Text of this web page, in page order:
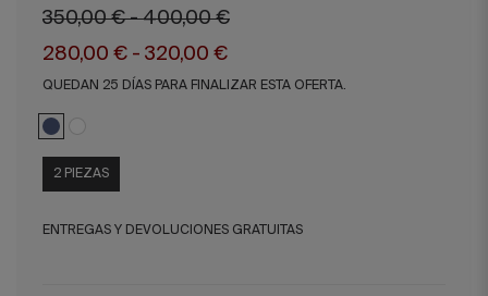
350,00 € - 400,00 €
280,00 € - 320,00 €
QUEDAN 25 DÍAS PARA FINALIZAR ESTA OFERTA.
2 PIEZAS
ENTREGAS Y DEVOLUCIONES GRATUITAS